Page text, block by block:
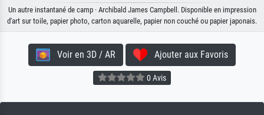
Un autre instantané de camp · Archibald James Campbell. Disponible en impression
d'art sur toile, papier photo, carton aquarelle, papier non couché ou papier japonais.
Voir en 3D / AR Ajouter aux Favoris
0 Avis